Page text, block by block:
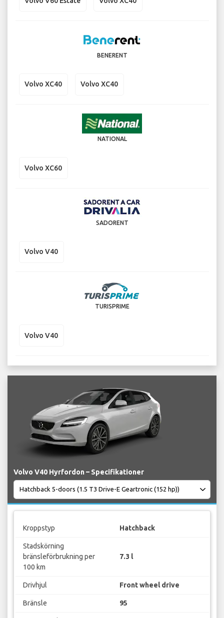
BENERENT
Volvo XC40 Volvo XC40
NATIONAL
Volvo XC60
SADORENT
Volvo V40
TURISPRIME
Volvo V40
Volvo V40 Hyrfordon – Specifikationer
Kroppstyp Hatchback
Stadskörning
bränsleförbrukning per
100 km
7.3 l
Drivhjul Front wheel drive
Bränsle 95